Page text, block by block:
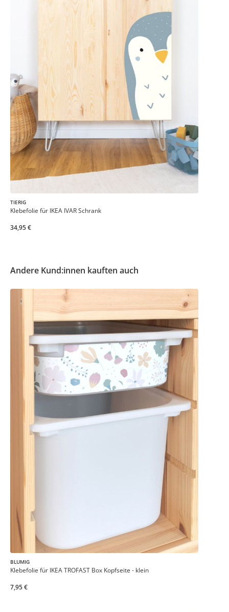
TIERIG
Klebefolie für IKEA IVAR Schrank
34,95 €
Andere Kund:innen kauften auch
BLUMIG
Klebefolie für IKEA TROFAST Box Kopfseite - klein
7,95 €